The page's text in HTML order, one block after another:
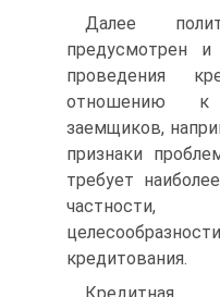
Далее
предусмотрен
проведения
отношению к
заемщиков,
признаки
требует
частности,
кредитования.